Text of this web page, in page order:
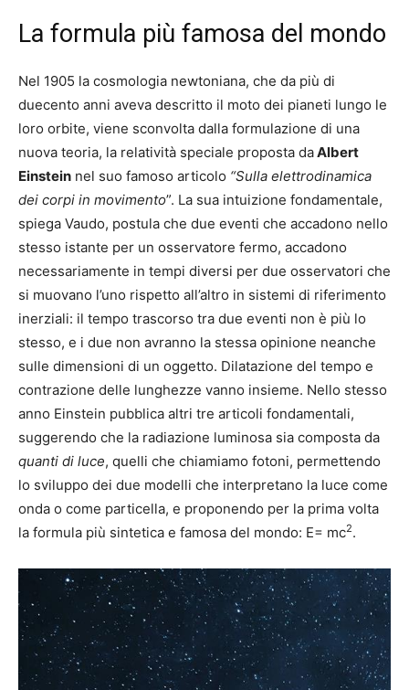
La formula più famosa del mondo
Nel 1905 la cosmologia newtoniana, che da più di
duecento anni aveva descritto il moto dei pianeti lungo le
loro orbite, viene sconvolta dalla formulazione di una
nuova teoria, la relatività speciale proposta daAlbert
Einstein nel suo famoso articolo “Sulla elettrodinamica
dei corpi in movimento”. La sua intuizione fondamentale,
spiega Vaudo, postula che due eventi che accadono nello
stesso istante per un osservatore fermo, accadono
necessariamente in tempi diversi per due osservatori che
si muovano l’uno rispetto all’altro in sistemi di riferimento
inerziali: il tempo trascorso tra due eventi non è più lo
stesso, e i due non avranno la stessa opinione neanche
sulle dimensioni di un oggetto. Dilatazione del tempo e
contrazione delle lunghezze vanno insieme. Nello stesso
anno Einstein pubblica altri tre articoli fondamentali,
suggerendo che la radiazione luminosa sia composta da
quanti di luce, quelli che chiamiamo fotoni, permettendo
lo sviluppo dei due modelli che interpretano la luce come
onda o come particella, e proponendo per la prima volta
la formula più sintetica e famosa del mondo: E= mc2.